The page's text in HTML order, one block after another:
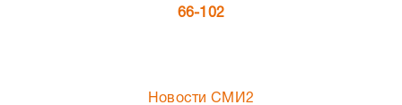
66-102
Новости СМИ2